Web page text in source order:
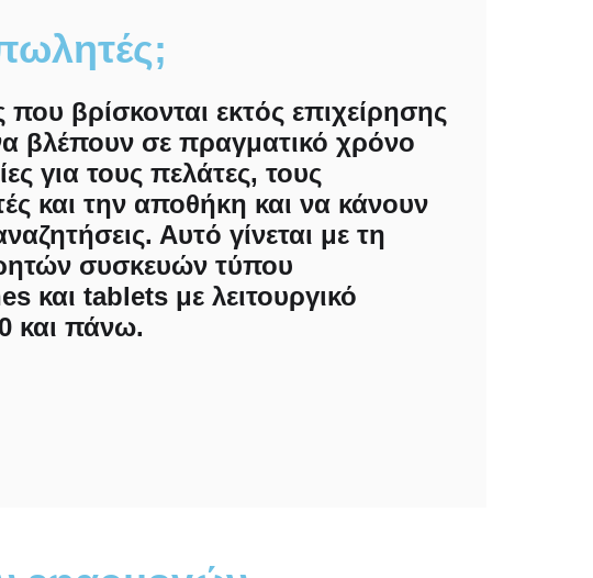
που βρίσκονται εκτός επιχείρησης
βλέπουν σε πραγματικό χρόνο
για τους πελάτες, τους
και την αποθήκη και να κάνουν
Αυτό γίνεται με τη
συσκευών τύπου
και tablets με λειτουργικό
και πάνω.